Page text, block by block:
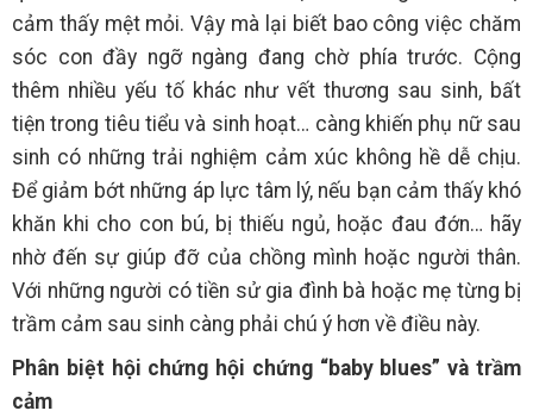
cảm thấy mệt mỏi. Vậy mà lại biết bao công việc chăm
sóc con đầy ngỡ ngàng đang chờ phía trước. Cộng
thêm nhiều yếu tố khác như vết thương sau sinh, bất
tiện trong tiêu tiểu và sinh hoạt… càng khiến phụ nữ sau
sinh có những trải nghiệm cảm xúc không hề dễ chịu.
Để giảm bớt những áp lực tâm lý, nếu bạn cảm thấy khó
khăn khi cho con bú, bị thiếu ngủ, hoặc đau đớn… hãy
nhờ đến sự giúp đỡ của chồng mình hoặc người thân.
Với những người có tiền sử gia đình bà hoặc mẹ từng bị
trầm cảm sau sinh càng phải chú ý hơn về điều này.
Phân biệt hội chứng hội chứng “baby blues” và trầm
cảm